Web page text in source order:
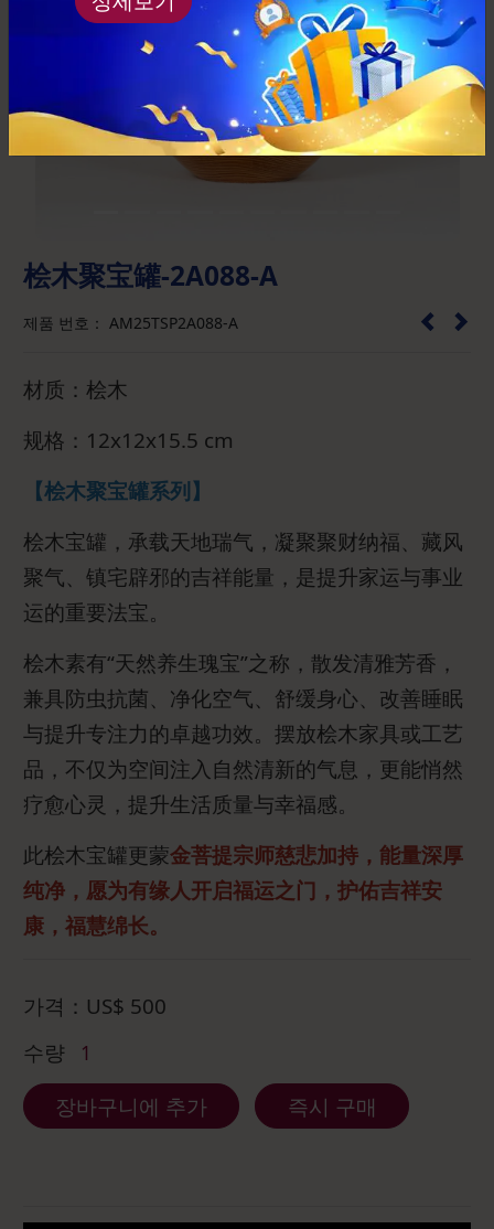
Next
桧木聚宝罐-2A088-A
제품 번호： AM25TSP2A088-A
材质：桧木
规格：12x12x15.5 cm
【桧木聚宝罐系列】
桧木宝罐，承载天地瑞气，凝聚聚财纳福、藏风
聚气、镇宅辟邪的吉祥能量，是提升家运与事业
运的重要法宝。
桧木素有“天然养生瑰宝”之称，散发清雅芳香，
兼具防虫抗菌、净化空气、舒缓身心、改善睡眠
与提升专注力的卓越功效。摆放桧木家具或工艺
品，不仅为空间注入自然清新的气息，更能悄然
疗愈心灵，提升生活质量与幸福感。
此桧木宝罐更蒙金菩提宗师慈悲加持，能量深厚
纯净，愿为有缘人开启福运之门，护佑吉祥安
康，福慧绵长。
가격： US$ 500
수량
1
장바구니에 추가 즉시 구매